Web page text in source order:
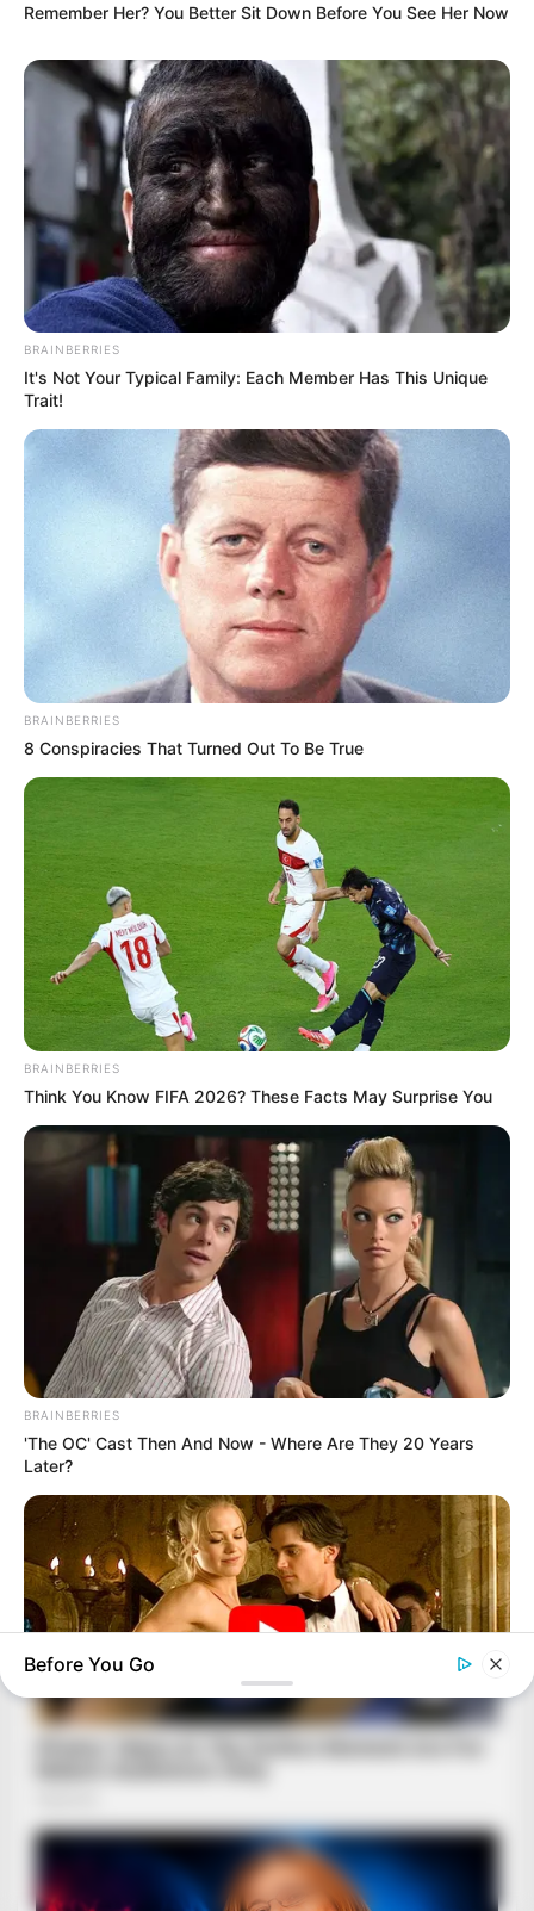
Remember Her? You Better Sit Down Before You See Her Now
BRAINBERRIES
It's Not Your Typical Family: Each Member Has This Unique
Trait!
BRAINBERRIES
8 Conspiracies That Turned Out To Be True
BRAINBERRIES
Think You Know FIFA 2026? These Facts May Surprise You
BRAINBERRIES
'The OC' Cast Then And Now - Where Are They 20 Years
Later?
Before You Go